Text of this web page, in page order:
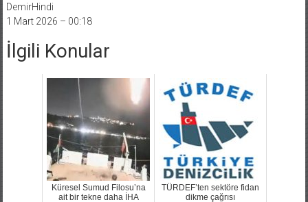
DemirHindi
1 Mart 2026 – 00:18
İlgili Konular
Küresel Sumud Filosu’na
ait bir tekne daha İHA
TÜRDEF’ten sektöre fidan
dikme çağrısı